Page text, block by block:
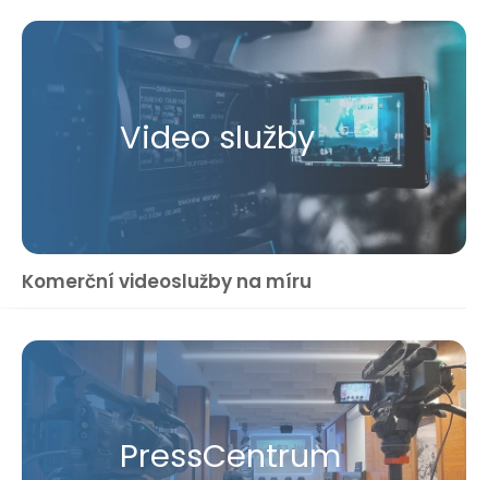
Video služby
Komerční videoslužby na míru
Press​Centrum